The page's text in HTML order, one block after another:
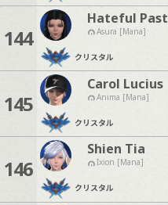
144
Hateful Past
Asura [Mana]
クリスタル
145
Carol Lucius
Anima [Mana]
クリスタル
146
Shien Tia
Ixion [Mana]
クリスタル